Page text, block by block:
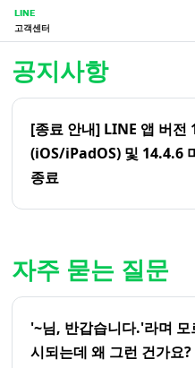
LINE
고객센터
공지사항
[종료 안내] LINE 앱 버전
(iOS/iPadOS) 및 14.4.6
종료
자주 묻는 질문
'~님, 반갑습니다.'라며
시되는데 왜 그런 건가요?